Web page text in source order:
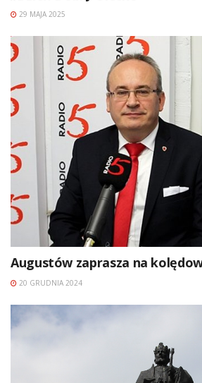
29 MAJA 2025
Augustów zaprasza na
20 GRUDNIA 2024